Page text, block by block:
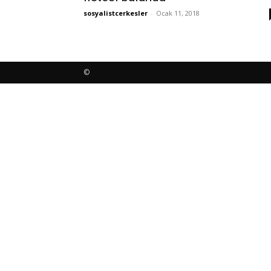
sosyalistcerkesler - Ocak 11, 2018
©